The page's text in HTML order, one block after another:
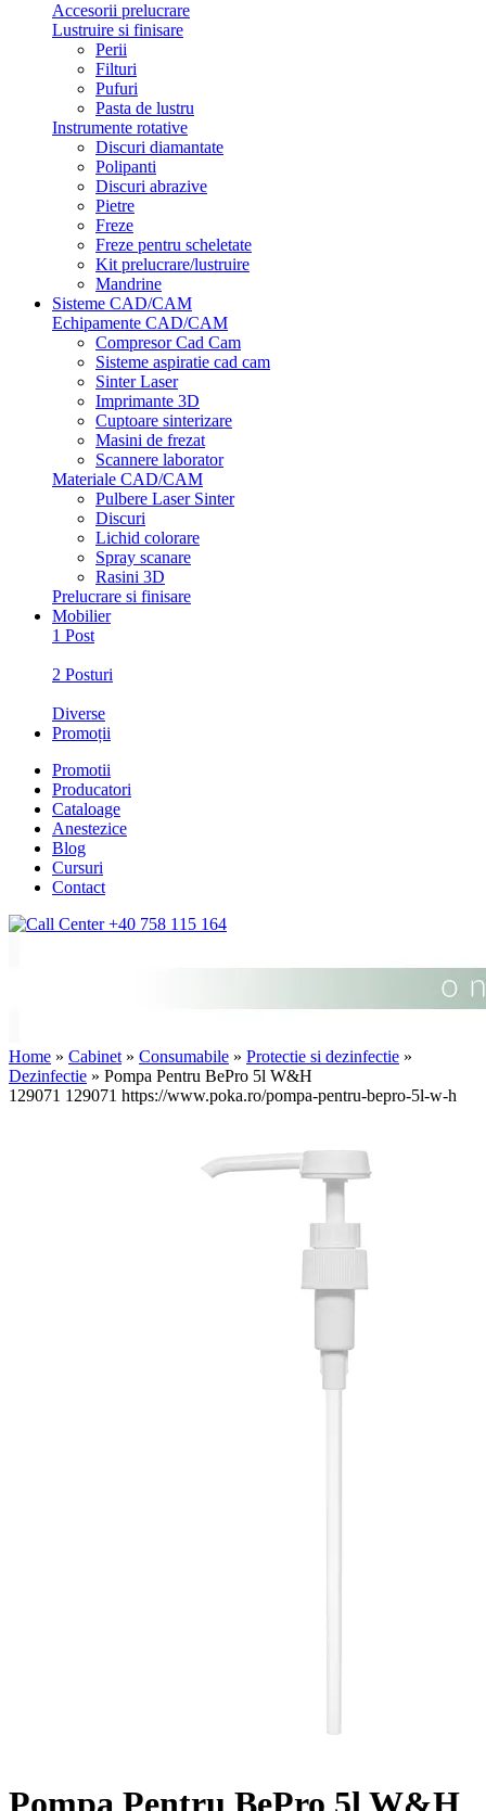
Accesorii prelucrare
Lustruire si finisare
Perii
Filturi
Pufuri
Pasta de lustru
Instrumente rotative
Discuri diamantate
Polipanti
Discuri abrazive
Pietre
Freze
Freze pentru scheletate
Kit prelucrare/lustruire
Mandrine
Sisteme CAD/CAM
Echipamente CAD/CAM
Compresor Cad Cam
Sisteme aspiratie cad cam
Sinter Laser
Imprimante 3D
Cuptoare sinterizare
Masini de frezat
Scannere laborator
Materiale CAD/CAM
Pulbere Laser Sinter
Discuri
Lichid colorare
Spray scanare
Rasini 3D
Prelucrare si finisare
Mobilier
1 Post
2 Posturi
Diverse
Promoții
Promotii
Producatori
Cataloage
Anestezice
Blog
Cursuri
Contact
+40 758 115 164
Home » Cabinet » Consumabile » Protectie si dezinfectie »
Dezinfectie » Pompa Pentru BePro 5l W&H
129071 129071 https://www.poka.ro/pompa-pentru-bepro-5l-w-h